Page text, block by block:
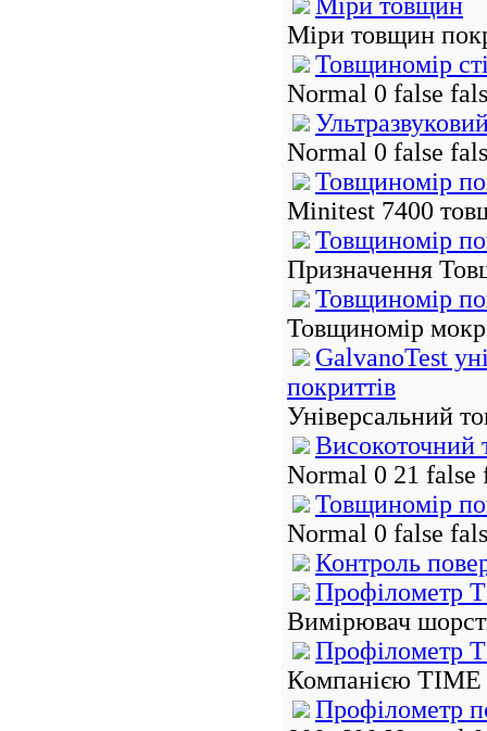
Міри товщин
Товщиномір
Normal 0 false
Normal 0 false
Товщиномір
Minitest 7400
Товщиномір
Призначення
Товщиномір
Товщиномір
GalvanoTest
покриттів
Універсальний
Високоточний
Normal 0 21
Товщиномір
Normal 0 false
Контроль
Профілометр
Вимірювач
Профілометр
Компанією TIME
Профілометр